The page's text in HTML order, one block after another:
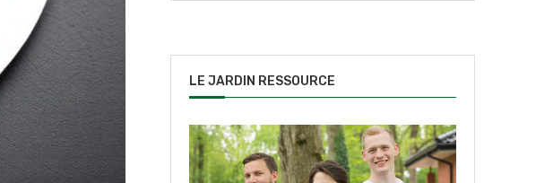
LE JARDIN RESSOURCE